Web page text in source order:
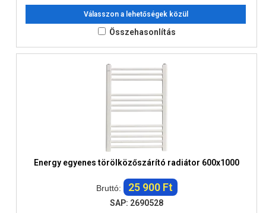
Válasszon a lehetőségek közül
Összehasonlítás
Energy egyenes törölközőszárító radiátor 600x1000
Bruttó: 25 900 Ft
SAP: 2690528